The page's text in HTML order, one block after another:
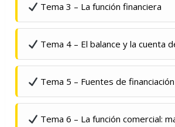
Tema 3 – La función financiera
Tema 4 – El balance y la cuenta
Tema 5 – Fuentes de financiación
Tema 6 – La función comercial: